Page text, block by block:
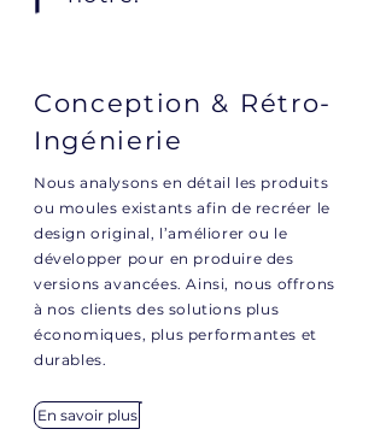
Conception & Rétro-
Ingénierie
Nous analysons en détail les produits
ou moules existants afin de recréer le
design original, l’améliorer ou le
développer pour en produire des
versions avancées. Ainsi, nous offrons
à nos clients des solutions plus
économiques, plus performantes et
durables.
En savoir plus